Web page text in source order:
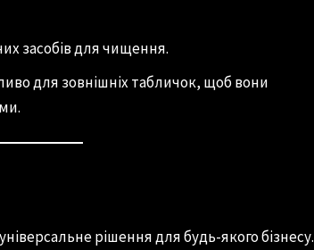
засобів для чищення.
для зовнішніх табличок, щоб вони
рішення для будь-якого бізнесу.